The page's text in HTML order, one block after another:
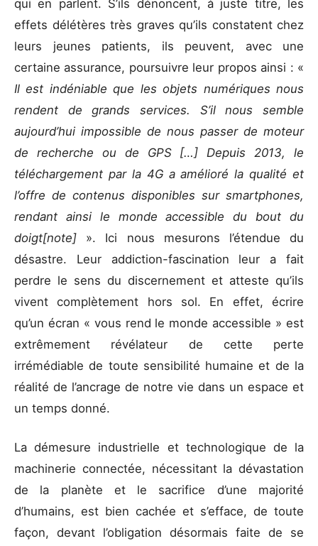
qui en parlent. S’ils dénoncent, à juste titre, les
effets délétères très graves qu’ils constatent chez
leurs jeunes patients, ils peuvent, avec une
certaine assurance, poursuivre leur propos ainsi : «
Il est indéniable que les objets numériques nous
rendent de grands services. S’il nous semble
aujourd’hui impossible de nous passer de moteur
de recherche ou de GPS […] Depuis 2013, le
téléchargement par la 4G a amélioré la qualité et
l’offre de contenus disponibles sur smartphones,
rendant ainsi le monde accessible du bout du
doigt[note] ». Ici nous mesurons l’étendue du
désastre. Leur addiction-fascination leur a fait
perdre le sens du discernement et atteste qu’ils
vivent complètement hors sol. En effet, écrire
qu’un écran « vous rend le monde accessible » est
extrêmement révélateur de cette perte
irrémédiable de toute sensibilité humaine et de la
réalité de l’ancrage de notre vie dans un espace et
un temps donné.
La démesure industrielle et technologique de la
machinerie connectée, nécessitant la dévastation
de la planète et le sacrifice d’une majorité
d’humains, est bien cachée et s’efface, de toute
façon, devant l’obligation désormais faite de se